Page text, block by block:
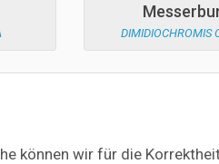
DIMIDIOCHROMIS
können wir für die